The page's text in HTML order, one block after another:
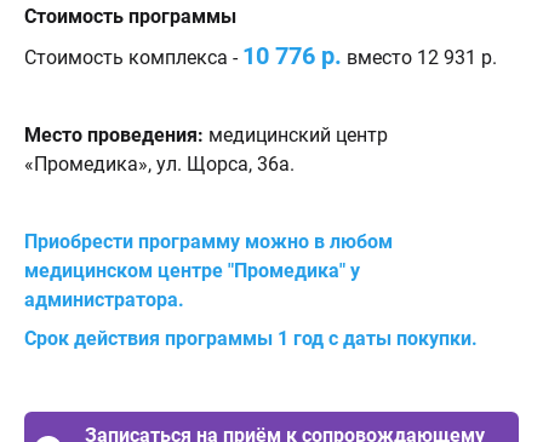
Стоимость программы
Стоимость комплекса - 10 776 р. вместо 12 931 р.
Место проведения: медицинский центр
«Промедика», ул. Щорса, 36а.
Приобрести программу можно в любом
медицинском центре "Промедика" у
администратора.
Срок действия программы 1 год с даты покупки.
Записаться на приём к сопровождающему